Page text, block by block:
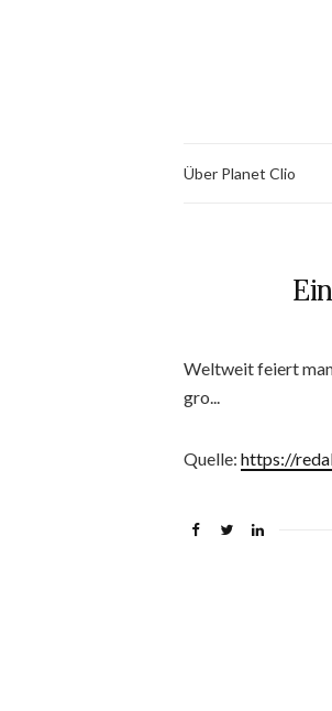
Über Planet Clio
Weltweit feiert
gro...
Quelle: https://